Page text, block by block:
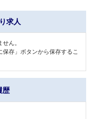
求人
ん。
存」ボタンから保存するこ
歴